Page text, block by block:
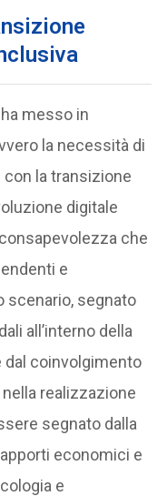
messo in
la necessità di
la transizione
digitale
che
e
scenario, segnato
all’interno della
dal coinvolgimento
realizzazione
segnato dalla
economici e
e